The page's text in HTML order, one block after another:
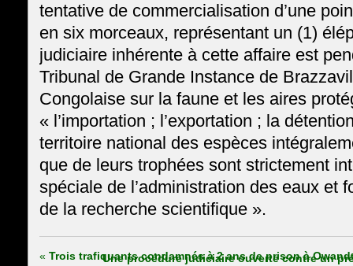
tentative de commercialisation d’une
en six morceaux, représentant un (1)
judiciaire inhérente à cette affaire est
Tribunal de Grande Instance de
Congolaise sur la faune et les aires
« l’importation ; l’exportation ; la
territoire national des espèces
que de leurs trophées sont strictement
spéciale de l’administration des eaux et
de la recherche scientifique ».
« Trois trafiquants condamnés à 2 ans de prison à
Une procédure judiciaire ouverte contre un